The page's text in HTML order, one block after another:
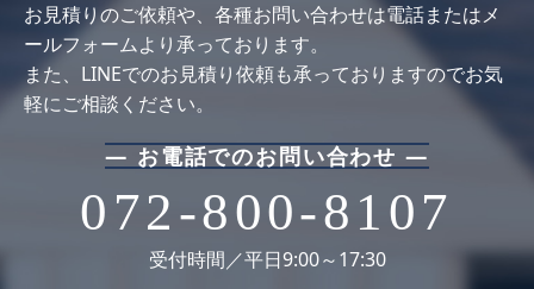
お⾒積りのご依頼や、各種お問い合わせは電話またはメ
ールフォームより承っております。
また、LINEでのお見積り依頼も承っておりますのでお気
軽にご相談ください。
― お電話でのお問い合わせ ―
072-800-8107
受付時間／平日9:00～17:30